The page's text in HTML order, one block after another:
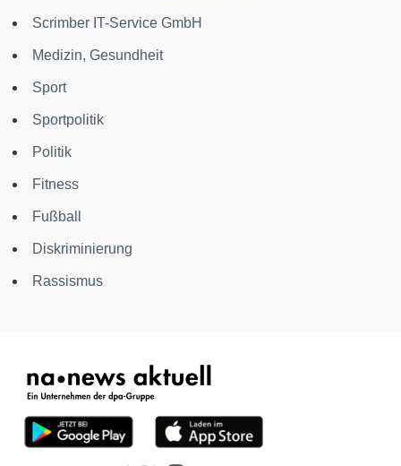
Scrimber IT-Service GmbH
Medizin, Gesundheit
Sport
Sportpolitik
Politik
Fitness
Fußball
Diskriminierung
Rassismus